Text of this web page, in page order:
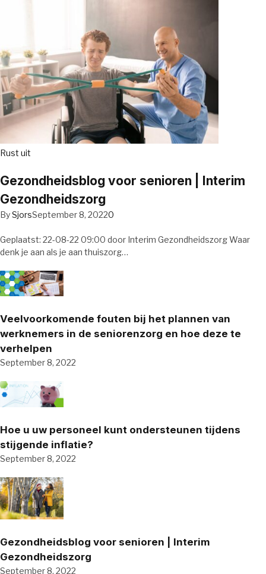
Rust uit
Gezondheidsblog voor senioren | Interim
Gezondheidszorg
BySjorsSeptember 8, 20220
Geplaatst: 22-08-22 09:00 door Interim Gezondheidszorg Waar
denk je aan als je aan thuiszorg…
Veelvoorkomende fouten bij het plannen van
werknemers in de seniorenzorg en hoe deze te
verhelpen
September 8, 2022
Hoe u uw personeel kunt ondersteunen tijdens
stijgende inflatie?
September 8, 2022
Gezondheidsblog voor senioren | Interim
Gezondheidszorg
September 8, 2022